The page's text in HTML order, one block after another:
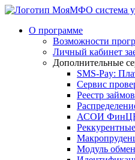
О программе
Возможности
Личный кабинет
Дополнительные
SMS-Pay:
Сервис
Реестр
АСОИ
Модуль